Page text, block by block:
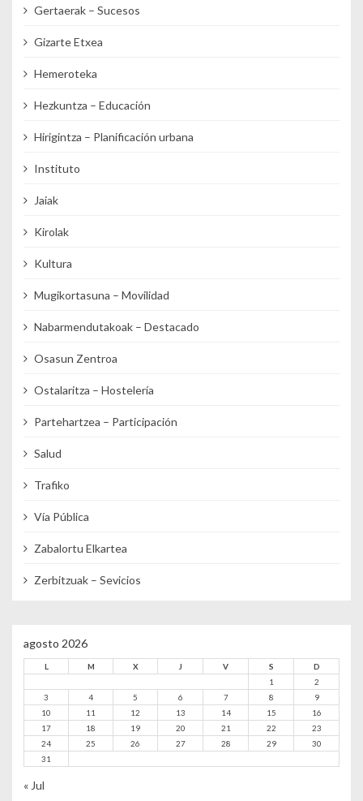
Gertaerak – Sucesos
Gizarte Etxea
Hemeroteka
Hezkuntza – Educación
Hirigintza – Planificación urbana
Instituto
Jaiak
Kirolak
Kultura
Mugikortasuna – Movilidad
Nabarmendutakoak – Destacado
Osasun Zentroa
Ostalaritza – Hostelería
Partehartzea – Participación
Salud
Trafiko
Vía Pública
Zabalortu Elkartea
Zerbitzuak – Sevicios
agosto 2026
L M X J V S
D
1
2
3
4 5 6 7 8
9
10
11 12 13 14 15
16
17
18 19 20 21 22
23
24
25 26 27 28 29
30
31
« Jul